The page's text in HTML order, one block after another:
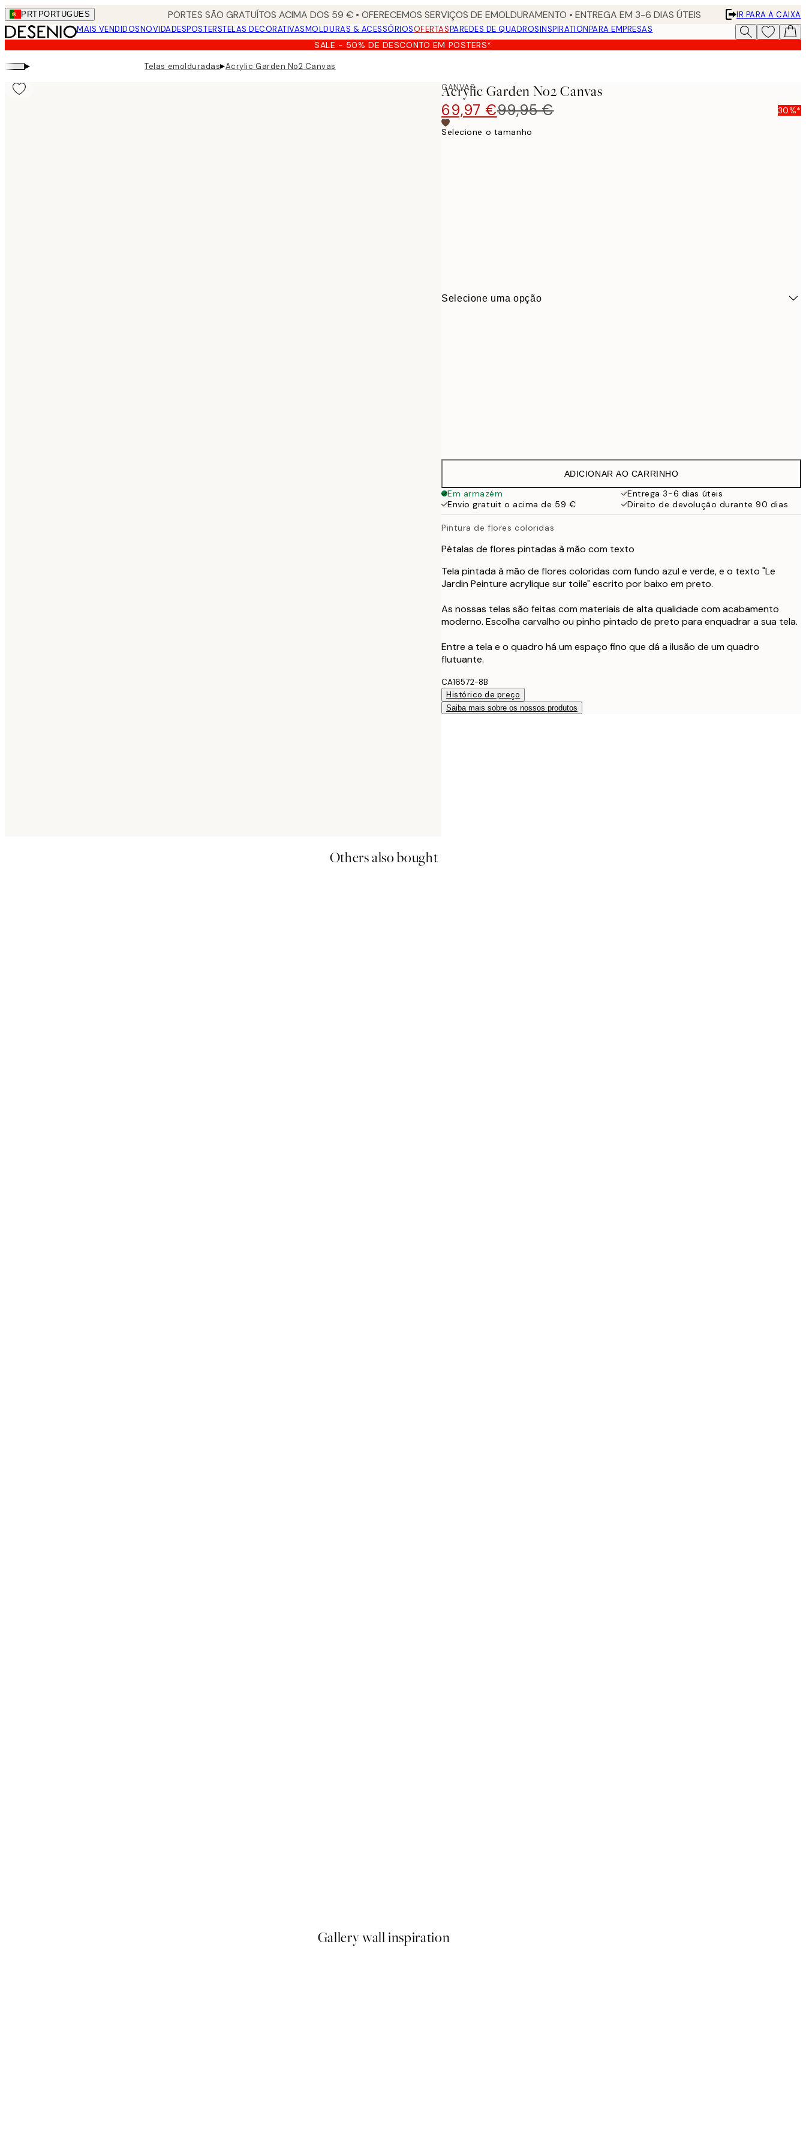
Skip
to
main
content.
PRT PORTUGUES PORTES SÃO GRATUÍTOS ACIMA DOS 59 € • OFERECEMOS SERVIÇOS DE EMOLDURAMENTO • ENTREGA EM 3-6 DIAS ÚTEIS
IR PARA A CAIXA
MAIS VENDIDOSNOVIDADESPOSTERSTELAS DECORATIVASMOLDURAS & ACESSÓRIOSOFERTASPAREDES DE QUADROSINSPIRATIONPARA EMPRESAS
SALE - 50% DE DESCONTO EM POSTERS*
▸ Telas emolduradas▸Acrylic Garden No2 Canvas
CANVAS
Acrylic Garden No2 Canvas
69,97 €99,95 € 30%*
Selecione o tamanho
Selecione uma opção
ADICIONAR AO CARRINHO
Em armazém
Entrega 3-6 dias úteis
Envio gratuit o acima de 59 €
Direito de devolução durante 90 dias
Pintura de flores coloridas
Pétalas de flores pintadas à mão com texto
Tela pintada à mão de flores coloridas com fundo azul e verde, e o texto "Le
Jardin Peinture acrylique sur toile" escrito por baixo em preto.
As nossas telas são feitas com materiais de alta qualidade com acabamento
moderno. Escolha carvalho ou pinho pintado de preto para enquadrar a sua tela.
Entre a tela e o quadro há um espaço fino que dá a ilusão de um quadro
flutuante.
CA16572-8B
Histórico de preço
Saiba mais sobre os nossos produtos
Others also bought
Gallery wall inspiration